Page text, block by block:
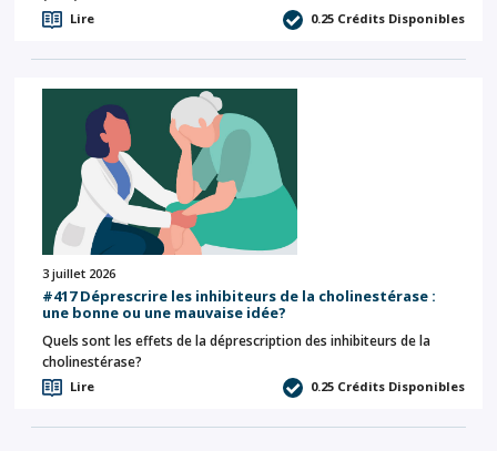
Lire 0.25 Crédits Disponibles
3 juillet 2026
#417 Déprescrire les inhibiteurs de la cholinestérase :
une bonne ou une mauvaise idée?
Quels sont les effets de la déprescription des inhibiteurs de la
cholinestérase?
Lire 0.25 Crédits Disponibles